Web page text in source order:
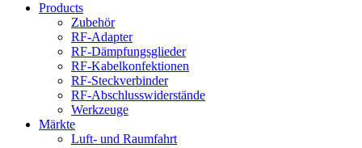
Products
Zubehör
RF-Adapter
RF-Dämpfungsglieder
RF-Kabelkonfektionen
RF-Steckverbinder
RF-Abschlusswiderstände
Werkzeuge
Märkte
Luft- und Raumfahrt